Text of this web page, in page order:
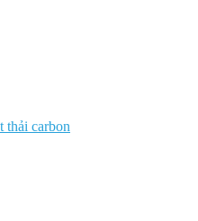
thải carbon